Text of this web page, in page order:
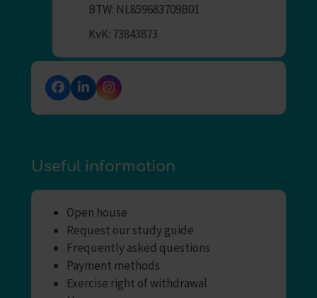
BTW: NL859683709B01
KvK: 73843873
Facebook
LinkedInInstagram
Useful information
Open house
Request our study guide
Frequently asked questions
Payment methods
Exercise right of withdrawal